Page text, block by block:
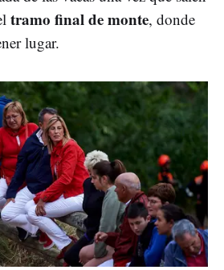
tramo final de monte, donde
lugar.